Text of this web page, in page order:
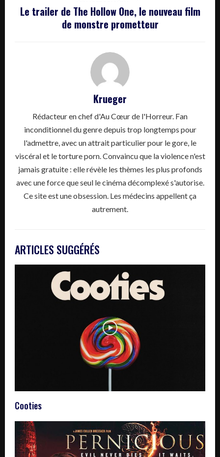
Le trailer de The Hollow One, le nouveau film
de monstre prometteur
Krueger
Rédacteur en chef d'Au Cœur de l'Horreur. Fan
inconditionnel du genre depuis trop longtemps pour
l'admettre, avec un attrait particulier pour le gore, le
viscéral et le torture porn. Convaincu que la violence n'est
jamais gratuite : elle révèle les thèmes les plus profonds
avec une force que seul le cinéma décomplexé s'autorise.
Ce site est une obsession. Les médecins appellent ça
autrement.
ARTICLES SUGGÉRÉS
Cooties